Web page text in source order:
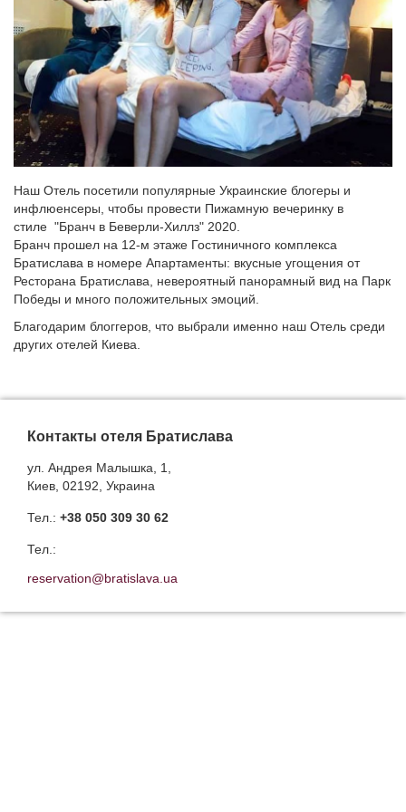
Наш Отель посетили популярные Украинские блогеры и
инфлюенсеры, чтобы провести Пижамную вечеринку в
стиле "Бранч в Беверли-Хиллз" 2020.
Бранч прошел на 12-м этаже Гостиничного комплекса
Братислава в номере Апартаменты: вкусные угощения от
Ресторана Братислава, невероятный панорамный вид на Парк
Победы и много положительных эмоций.
Благодарим блоггеров, что выбрали именно наш Отель среди
других отелей Киева.
Контакты отеля Братислава
ул. Андрея Малышка, 1,
Киев, 02192, Украина
Тел.: +38 050 309 30 62
Тел.:
reservation@bratislava.ua